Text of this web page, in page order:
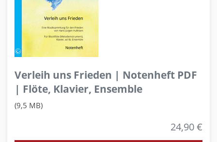
Verleih uns Frieden | Notenheft PDF
| Flöte, Klavier, Ensemble
(9,5 MB)
24,90 €